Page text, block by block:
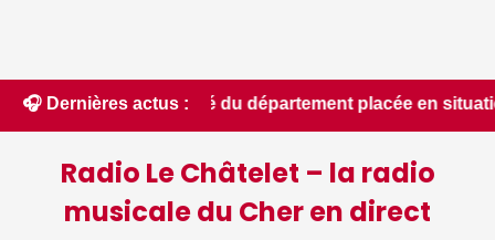
🎧 Dernières actus :
du département placée en situation de crise
Radio Le Châtelet – la radio
musicale du Cher en direct